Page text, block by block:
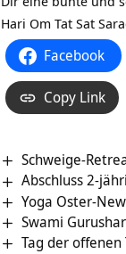
Hari Om Tat Sat
Facebook
Copy Link
Schweige-
Abschluss 2-
Yoga Oster-
Swami
Tag der